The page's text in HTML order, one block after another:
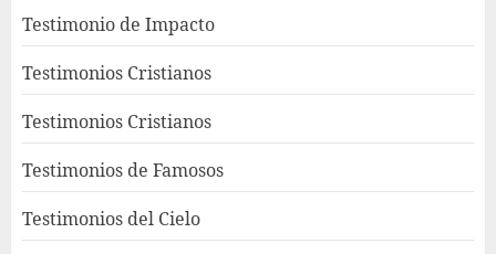
Testimonio de Impacto
Testimonios Cristianos
Testimonios Cristianos
Testimonios de Famosos
Testimonios del Cielo